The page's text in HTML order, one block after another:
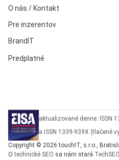
O nás / Kontakt
Pre inzerentov
BrandIT
Predplatné
aktualizované denne: ISSN
a ISSN 1339-939X (tlačené
Copyright © 2026 touchIT, s.r.o.,
Otechnické SEO sa nám stará